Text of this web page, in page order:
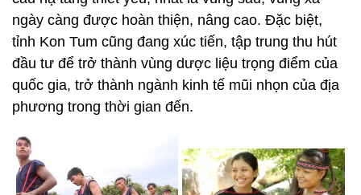
ngày càng được hoàn thiện, nâng cao. Đặc biệt,
tỉnh Kon Tum cũng đang xúc tiến, tập trung thu hút
đầu tư để trở thành vùng dược liệu trọng điểm của
quốc gia, trở thành ngành kinh tế mũi nhọn của địa
phương trong thời gian đến.